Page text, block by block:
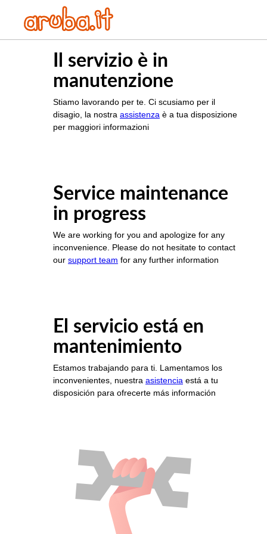
Il servizio è in
manutenzione
Stiamo lavorando per te. Ci scusiamo per il
disagio, la nostra assistenza è a tua disposizione
per maggiori informazioni
Service maintenance
in progress
We are working for you and apologize for any
inconvenience. Please do not hesitate to contact
our support team for any further information
El servicio está en
mantenimiento
Estamos trabajando para ti. Lamentamos los
inconvenientes, nuestra asistencia está a tu
disposición para ofrecerte más información